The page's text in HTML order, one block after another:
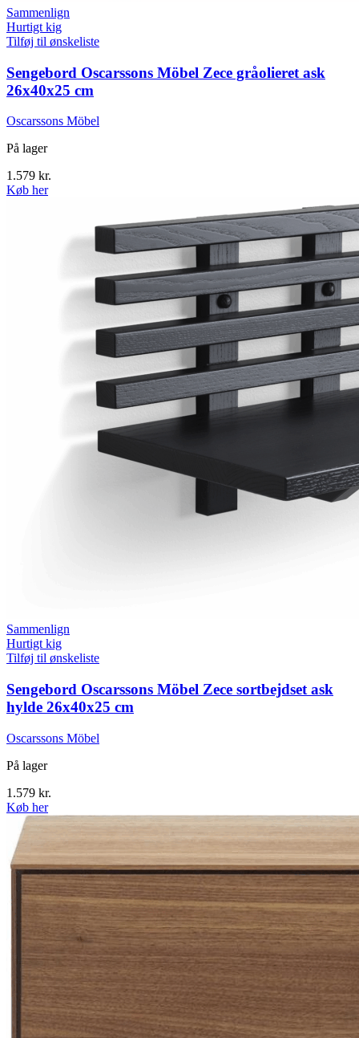
Sammenlign
Hurtigt kig
Tilføj til ønskeliste
Sengebord Oscarssons Möbel Zece gråolieret ask
26x40x25 cm
Oscarssons Möbel
På lager
1.579 kr.
Køb her
Sammenlign
Hurtigt kig
Tilføj til ønskeliste
Sengebord Oscarssons Möbel Zece sortbejdset ask
hylde 26x40x25 cm
Oscarssons Möbel
På lager
1.579 kr.
Køb her